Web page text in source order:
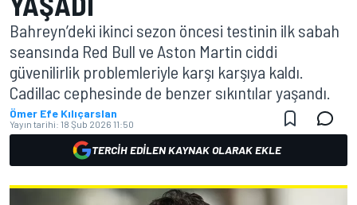
Bahreyn’deki ikinci sezon öncesi testinin ilk sabah
seansında Red Bull ve Aston Martin ciddi
güvenilirlik problemleriyle karşı karşıya kaldı.
Cadillac cephesinde de benzer sıkıntılar yaşandı.
Ömer Efe Kılıçarslan
Yayın tarihi: 18 Şub 2026 11:50
TERCIH EDILEN KAYNAK OLARAK EKLE